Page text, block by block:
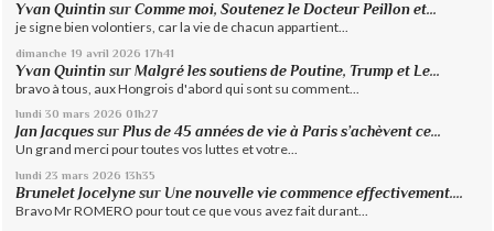
Yvan Quintin surComme moi, Soutenez le Docteur Peillon et...
je signe bien volontiers, car la vie de chacun appartient...
dimanche 19 avril 2026 17h41
Yvan Quintin surMalgré les soutiens de Poutine, Trump et Le...
bravo à tous, aux Hongrois d'abord qui sont su comment...
lundi 30 mars 2026 01h27
Jan Jacques surPlus de 45 années de vie à Paris s’achèvent ce...
Un grand merci pour toutes vos luttes et votre...
lundi 23 mars 2026 13h35
Brunelet Jocelyne sur Une nouvelle vie commence effectivement....
Bravo Mr ROMERO pour tout ce que vous avez fait durant...